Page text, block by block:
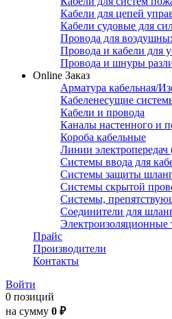
Кабели для цепей
Кабели судовые для
Провода для
Провода и кабели для
Провода и шнуры
Online Заказ
Арматура кабельная/
Кабеленесущие
Кабели и провода
Каналы настенного и
Короба кабельные
Линии
Системы ввода для
Системы защиты
Системы скрытой
Системы,
Соединители для
Электроизоляционные
Прайс
Производители
Контакты
Войти
0 позиций
на сумму 0 ₽